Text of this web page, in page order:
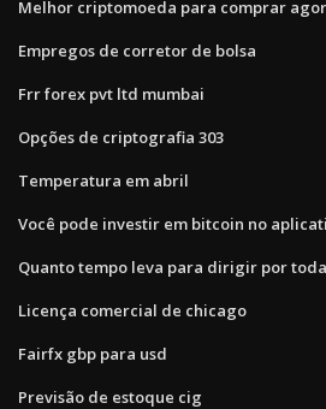
Melhor criptomoeda para comprar
Empregos de corretor de bolsa
Frr forex pvt ltd mumbai
Opções de criptografia 303
Temperatura em abril
Você pode investir em bitcoin no
Quanto tempo leva para dirigir por
Licença comercial de chicago
Fairfx gbp para usd
Previsão de estoque cig